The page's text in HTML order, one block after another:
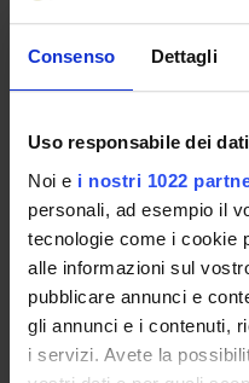
Consenso Dettagli
Uso responsabile dei dati
Noi e i nostri 1022
personali, ad esempio il
tecnologie come i cookie
alle informazioni sul
pubblicare annunci e
gli annunci e i contenuti,
i servizi. Avete la
Roberta Silva
ORGANIZZAZIONE
GOVERNANCE
COMMISSIONI